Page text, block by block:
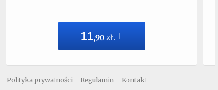
11,90 zł.
Polityka prywatności Regulamin Kontakt